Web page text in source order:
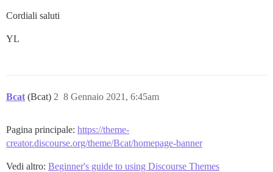
Cordiali saluti
YL
Bcat (Bcat) 8 Gennaio 2021, 6:45am
2
Pagina principale: https://theme-
creator.discourse.org/theme/Bcat/homepage-banner
Vedi altro: Beginner's guide to using Discourse Themes